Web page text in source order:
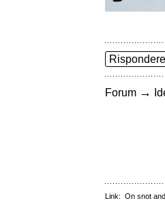
Rispondere
Forum →
Link: On snot